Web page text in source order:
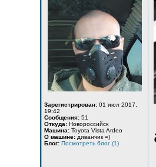
Зарегистрирован: 01 июл 2017,
19:42
Сообщения: 51
Откуда: Новороссийск
Машина: Toyota Vista Ardeo
О машине: диванчик =)
Блог: Посмотреть блог (1)